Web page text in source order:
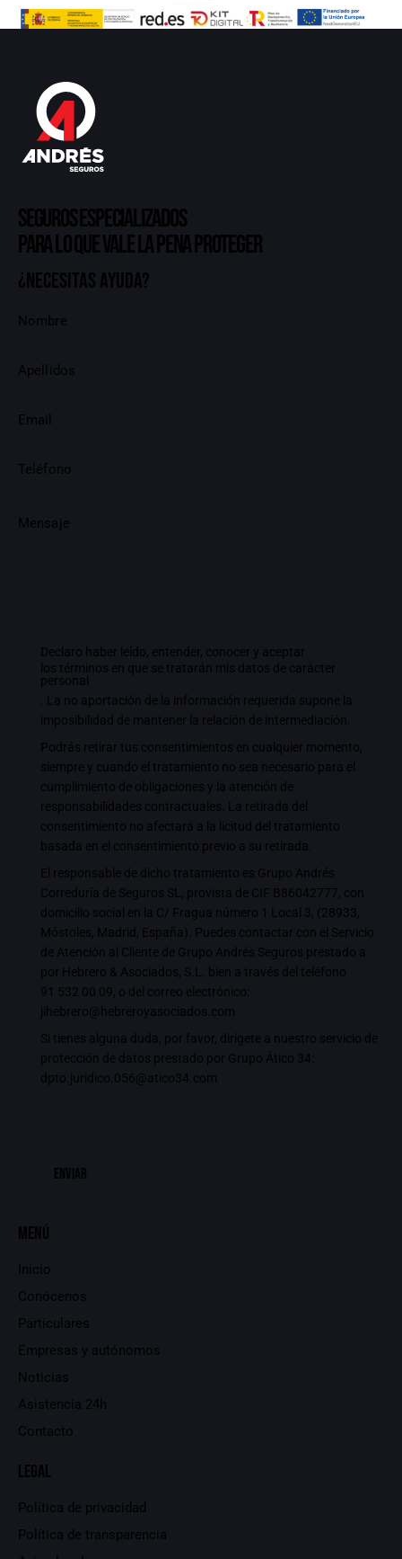
Seguros especializados
para lo que vale la pena proteger
¿Necesitas ayuda?
Declaro haber leído, entender, conocer y aceptar
los términos en que se tratarán mis datos de carácter
personal
. La no aportación de la información requerida supone la
imposibilidad de mantener la relación de intermediación.
Podrás retirar tus consentimientos en cualquier momento,
siempre y cuando el tratamiento no sea necesario para el
cumplimiento de obligaciones y la atención de
responsabilidades contractuales. La retirada del
consentimiento no afectará a la licitud del tratamiento
basada en el consentimiento previo a su retirada.
El responsable de dicho tratamiento es Grupo Andrés
Correduría de Seguros SL, provista de CIF B86042777, con
domicilio social en la C/ Fragua número 1 Local 3, (28933,
Móstoles, Madrid, España). Puedes contactar con el Servicio
de Atención al Cliente de Grupo Andrés Seguros prestado a
por Hebrero & Asociados, S.L. bien a través del teléfono
91 532 00 09, o del correo electrónico:
jihebrero@hebreroyasociados.com
Si tienes alguna duda, por favor, dirígete a nuestro servicio de
protección de datos prestado por Grupo Ático 34:
dpto.juridico.056@atico34.com
Menú
Inicio
Conócenos
Particulares
Empresas y autónomos
Noticias
Asistencia 24h
Contacto
Legal
Política de privacidad
Política de transparencia